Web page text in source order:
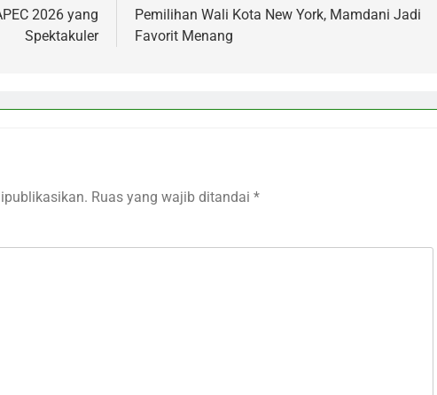
2026 yang
Spektakuler
Pemilihan Wali Kota New York, Mamdani Jadi
Favorit Menang
Ruas yang wajib ditandai *